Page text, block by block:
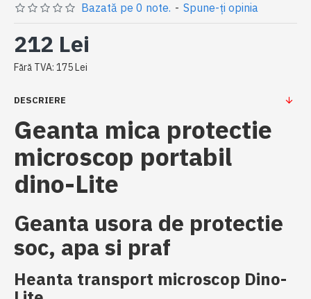
Bazată pe 0 note. - Spune-ţi opinia
212 Lei
Fără TVA: 175 Lei
DESCRIERE
Geanta mica protectie
microscop portabil
dino-Lite
Geanta usora de protectie
soc, apa si praf
Heanta transport microscop Dino-